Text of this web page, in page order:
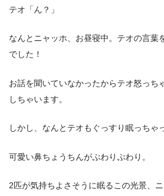
テオ「ん？」
なんとニャッホ、お昼寝中。テオの言葉
でした！
お話を聞いていなかったからテオ怒っ
しちゃいます。
しかし、なんとテオもぐっすり眠っちゃ
可愛い鼻ちょうちんがぷわりぷわり。
2匹が気持ちよさそうに眠るこの光景、